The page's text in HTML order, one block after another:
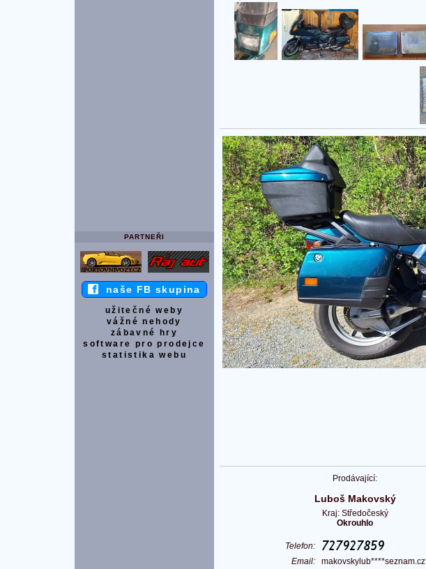
PARTNEŘI
naše FB skupina
užitečné weby
vážné nehody
zábavné hry
software pro prodejce
statistika webu
Prodávající:
Luboš Makovský
Kraj: Středočeský
Okrouhlo
Telefon:
Email: makovskylub****seznam.cz